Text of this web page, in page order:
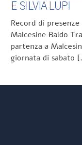
E SILVIA LUPI
Record di
Malcesine Baldo
partenza a
giornata di sabato